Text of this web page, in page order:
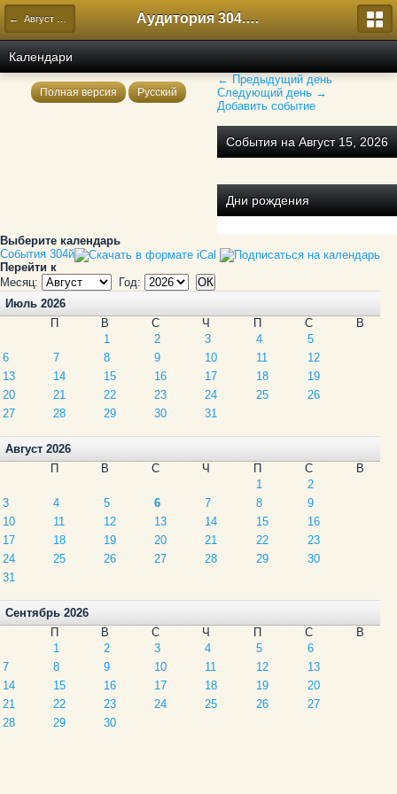
← Август 2026 Аудитория 304. История России
Календари
← Предыдущий день
Следующий день →
Добавить событие
События на Август 15, 2026
Дни рождения
Выберите календарь
События 304й
Перейти к
Месяц:
Год:
Июль 2026
П
В С Ч П С
В
1
2 3 4
5
6
7 8 9 10 11
12
13
14 15 16 17 18
19
20
21 22 23 24 25
26
27
28 29 30 31
Август 2026
П
В С Ч П С
В
1
2
3
4 5 6 7 8
9
10
11 12 13 14 15
16
17
18 19 20 21 22
23
24
25 26 27 28 29
30
31
Сентябрь 2026
П
В С Ч П С
В
1
2 3 4 5
6
7
8 9 10 11 12
13
14
15 16 17 18 19
20
21
22 23 24 25 26
27
28
29 30
Полная версия Русский